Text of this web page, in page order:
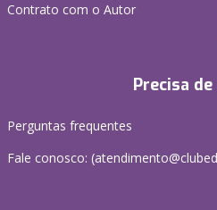
Contrato com o Autor
Precisa
Perguntas frequentes
Fale conosco: